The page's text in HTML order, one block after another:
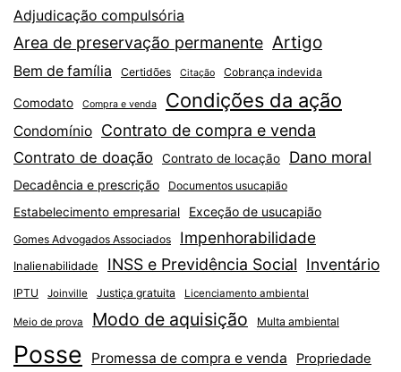
Adjudicação compulsória
Area de preservação permanente Artigo
Bem de família Certidões Citação Cobrança indevida
Comodato Compra e venda Condições da ação
Condomínio Contrato de compra e venda
Contrato de doação Contrato de locação Dano moral
Decadência e prescrição Documentos usucapião
Estabelecimento empresarial Exceção de usucapião
Gomes Advogados Associados Impenhorabilidade
Inalienabilidade INSS e Previdência Social Inventário
IPTU Joinville Justiça gratuita Licenciamento ambiental
Meio de prova Modo de aquisição Multa ambiental
Posse Promessa de compra e venda Propriedade